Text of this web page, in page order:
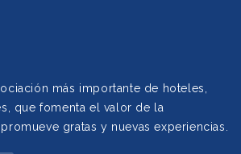
más importante de hoteles,
que fomenta el valor de la
gratas y nuevas experiencias.